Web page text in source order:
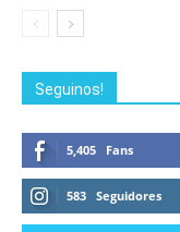
Seguinos!
5,405 Fans
583 Seguidores